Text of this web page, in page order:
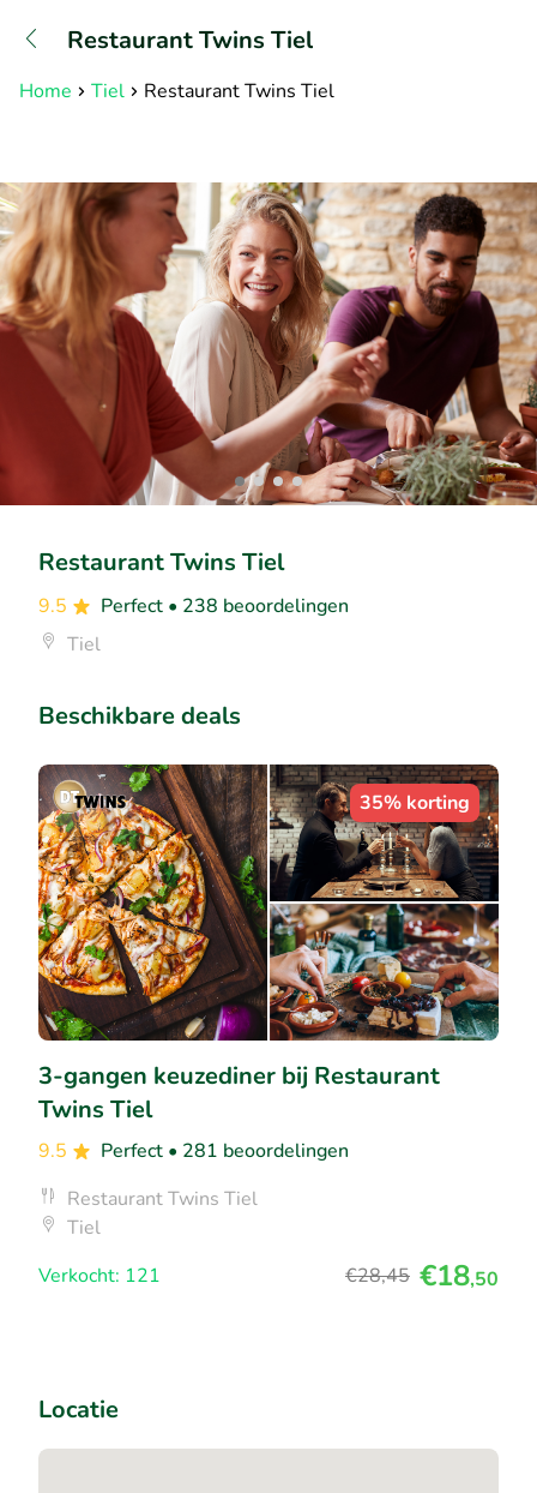
Restaurant Twins Tiel
Home Tiel Restaurant Twins Tiel
Restaurant Twins Tiel
9.5 Perfect • 238 beoordelingen
Tiel
Beschikbare deals
35% korting
3-gangen keuzediner bij Restaurant
Twins Tiel
9.5 Perfect • 281 beoordelingen
Restaurant Twins Tiel
Tiel
Verkocht: 121
€28,45 €18,50
Locatie